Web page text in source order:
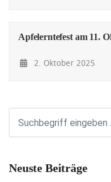
Apfelerntefest am 11.
2. Oktober 2025
Neuste Beiträge